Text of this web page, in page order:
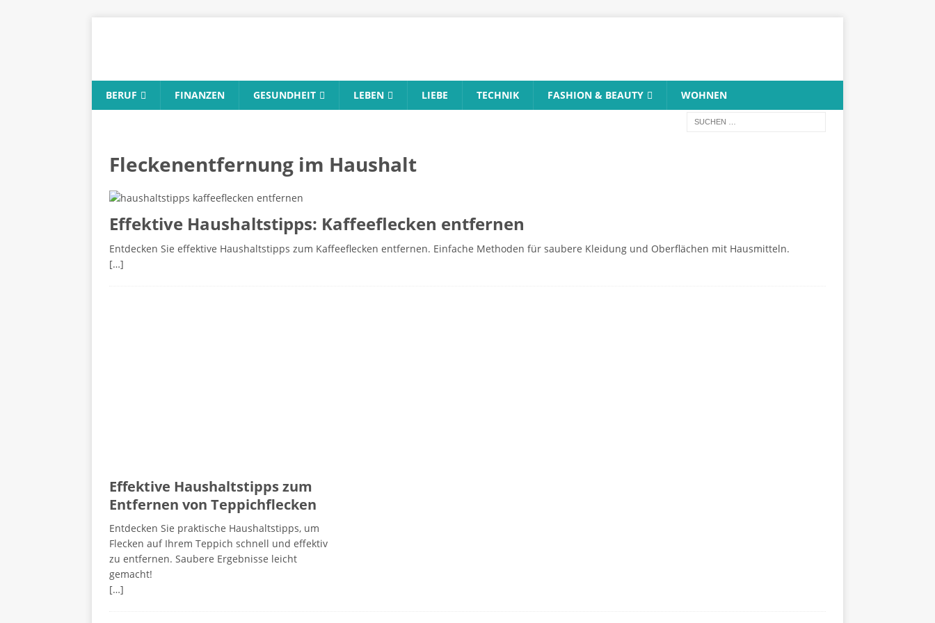
BERUF FINANZEN GESUNDHEIT LEBEN LIEBE TECHNIK FASHION & BEAUTY WOHNEN
Fleckenentfernung im Haushalt
Effektive Haushaltstipps: Kaffeeflecken entfernen
Entdecken Sie effektive Haushaltstipps zum Kaffeeflecken entfernen. Einfache Methoden für saubere Kleidung und Oberflächen mit Hausmitteln.
[…]
Effektive Haushaltstipps zum
Entfernen von Teppichflecken
Entdecken Sie praktische Haushaltstipps, um
Flecken auf Ihrem Teppich schnell und effektiv
zu entfernen. Saubere Ergebnisse leicht
gemacht!
[…]